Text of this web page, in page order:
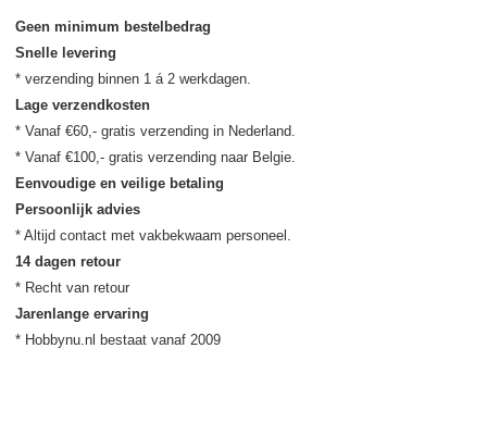
Geen minimum bestelbedrag
Snelle levering
Lage verzendkosten
* Vanaf €60,- gratis verzending in Nederland.
Eenvoudige en veilige betaling
Persoonlijk advies
14 dagen retour
Jarenlange ervaring
* Hobbynu.nl bestaat vanaf 2009